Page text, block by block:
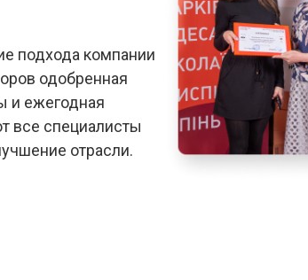
подхода компании
одобренная
и ежегодная
все специалисты
отрасли.